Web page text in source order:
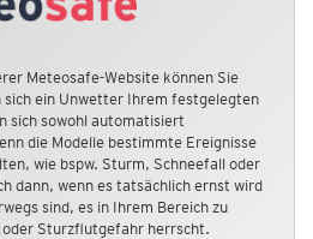
Meteosafe-Website können Sie
sich ein Unwetter Ihrem festgelegten
sich sowohl automatisiert
die Modelle bestimmte Ereignisse
wie bspw. Sturm, Schneefall oder
dann, wenn es tatsächlich ernst wird
sind, es in Ihrem Bereich zu
Sturzflutgefahr herrscht.